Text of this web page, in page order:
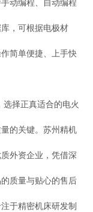
动编程、自动编程
，可根据电极材
简单便捷、上手快
择正真适合的电火
的关键。苏州精机
外资企业，凭借深
质量与贴心的售后
于精密机床研发制